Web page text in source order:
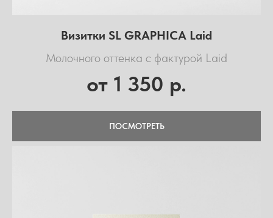
Визитки SL GRAPHICA Laid
Молочного оттенка с фактурой Laid
от 1 350 р.
ПОСМОТРЕТЬ